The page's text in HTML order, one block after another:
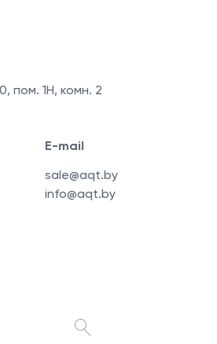
пом. 1Н, комн. 2
E-mail
sale@aqt.by
info@aqt.by